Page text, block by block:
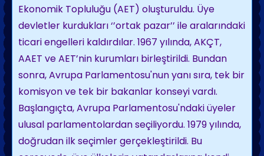
Ekonomik Topluluğu (AET) oluşturuldu. Üye
devletler kurdukları ‘’ortak pazar’’ ile aralarındaki
ticari engelleri kaldırdılar. 1967 yılında, AKÇT,
AAET ve AET’nin kurumları birleştirildi. Bundan
sonra, Avrupa Parlamentosu'nun yanı sıra, tek bir
komisyon ve tek bir bakanlar konseyi vardı.
Başlangıçta, Avrupa Parlamentosu'ndaki üyeler
ulusal parlamentolardan seçiliyordu. 1979 yılında,
doğrudan ilk seçimler gerçekleştirildi. Bu